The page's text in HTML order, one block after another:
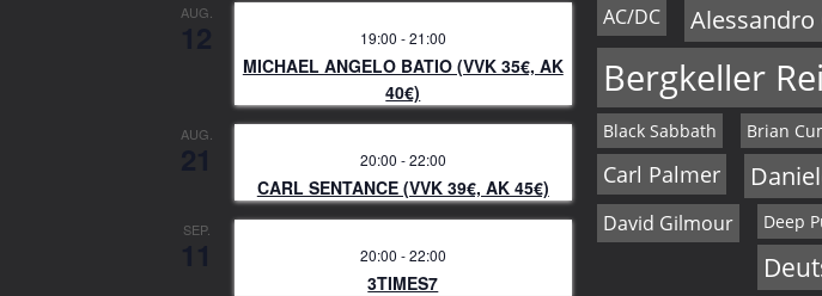
AUG.
19:00 -21:00
MICHAEL ANGELO BATIO (VVK 35€, AK
40€)
AUG.
20:00 -22:00
CARL SENTANCE (VVK 39€, AK 45€)
SEP.
20:00 -22:00
3TIMES7
AC/DC Alessandro
Bergkeller
Black Sabbath Brian
Carl Palmer
David Gilmour Deep